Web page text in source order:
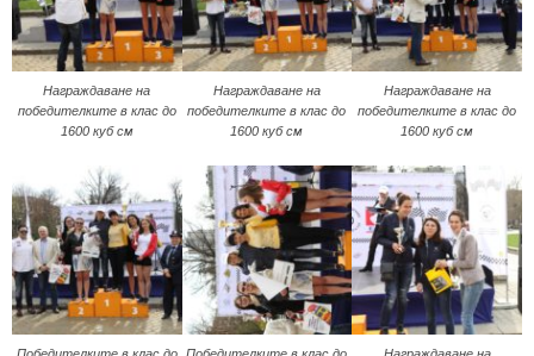
Награждаване на
победителките в клас до
1600 куб см
Награждаване на
победителките в клас до
1600 куб см
Награждаване на
победителките в клас до
1600 куб см